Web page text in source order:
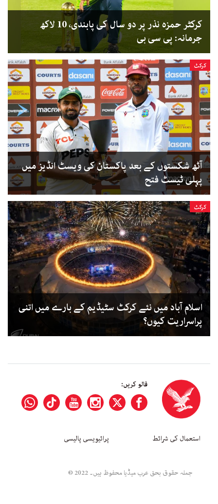
کرکٹر حمزہ نذر پر دو سال کی پابندی، 10 لاکھ
جرمانہ: پی سی بی
کرکٹ
آٹھ شکستوں کے بعد پاکستان کی ویسٹ انڈیز میں
پہلی ٹیسٹ فتح
کرکٹ
اسلام آباد میں نئے کرکٹ سٹیڈیم کے بارے میں اتنی
پراسراریت کیوں؟
فالو کریں:
استعمال کی شرائط پرائیویسی پالیسی
جملہ حقوق بحق عرب میڈیا محفوظ ہیں۔ 2022 ©